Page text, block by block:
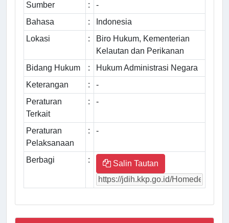
Sumber :
-
Bahasa
:
Indonesia
Lokasi
:
Biro Hukum, Kementerian
Kelautan dan Perikanan
Bidang Hukum
:
Hukum Administrasi Negara
Keterangan
:
-
Peraturan
Terkait
: -
Peraturan
Pelaksanaan
: -
Berbagi : Salin Tautan